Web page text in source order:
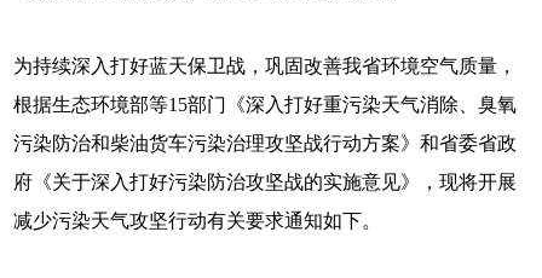
为持续深入打好蓝天保卫战，巩固改善我省环境空气质量，
根据生态环境部等15部门《深入打好重污染天气消除、臭氧
污染防治和柴油货车污染治理攻坚战行动方案》和省委省政
府《关于深入打好污染防治攻坚战的实施意见》，现将开展
减少污染天气攻坚行动有关要求通知如下。